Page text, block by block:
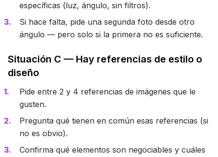
específicas (luz, ángulo, sin filtros).
Si hace falta, pide una segunda foto desde otro
ángulo — pero solo si la primera no es suficiente.
Situación C — Hay referencias de estilo o
diseño
Pide entre 2 y 4 referencias de imágenes que le
gusten.
Pregunta qué tienen en común esas referencias (si
no es obvio).
Confirma qué elementos son negociables y cuáles